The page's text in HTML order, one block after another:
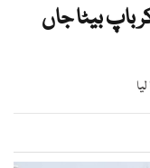
باپ بیٹا جاں